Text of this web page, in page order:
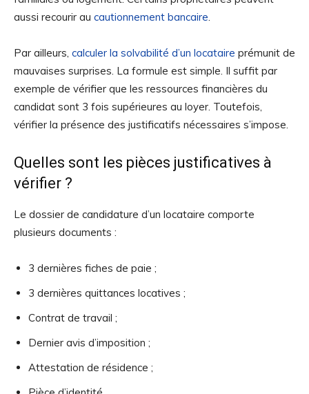
aussi recourir au cautionnement bancaire
Par ailleurs, calculer la solvabilité d’un locataire prémunit de
mauvaises surprises. La formule est simple. Il suffit par
exemple de vérifier que les ressources financières du
candidat sont 3 fois supérieures au loyer. Toutefois,
vérifier la présence des justificatifs nécessaires s’impose.
Quelles sont les pièces justificatives à
vérifier ?
Le dossier de candidature d’un locataire comporte
plusieurs documents :
3 dernières fiches de paie ;
3 dernières quittances locatives ;
Contrat de travail ;
Dernier avis d’imposition ;
Attestation de résidence ;